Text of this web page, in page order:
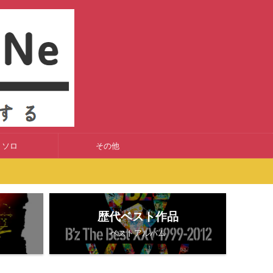
ソロ その他
歴代ベスト作品
ベストアルバム